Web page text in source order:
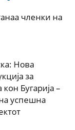
членки на
Нова
за
Бугарија –
успешна